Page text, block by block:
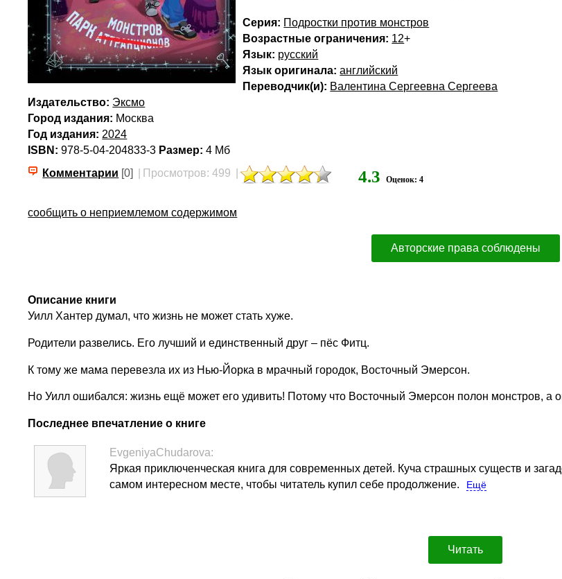
Серия: Подростки против монстров
Возрастные ограничения: 12+
Язык: русский
Язык оригинала: английский
Переводчик(и): Валентина Сергеевна Сергеева
Издательство: Эксмо
Город издания: Москва
Год издания: 2024
ISBN: 978-5-04-204833-3 Размер: 4 Мб
Комментарии [0] Просмотров: 499 4.3 Оценок: 4
сообщить о неприемлемом содержимом
Авторские права соблюдены
Описание книги
Уилл Хантер думал, что жизнь не может стать хуже.
Родители развелись. Его лучший и единственный друг – пёс Фитц.
К тому же мама перевезла их из Нью-Йорка в мрачный городок, Восточный Эмерсон.
Но Уилл ошибался: жизнь ещё может его удивить! Потому что Восточный Эмерсон полон монстров, а
Последнее впечатление о книге
EvgeniyaChudarova:
Яркая приключенческая книга для современных детей. Куча страшных существ и
самом интересном месте, чтобы читатель купил себе продолжение.
Ещё
Читать